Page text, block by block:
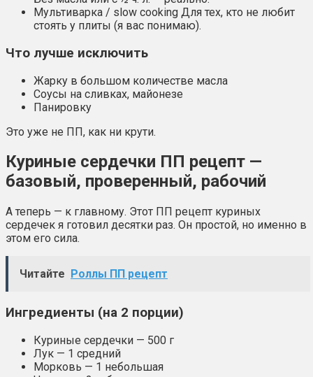
Мультиварка / slow cooking Для тех, кто не любит
стоять у плиты (я вас понимаю).
Что лучше исключить
Жарку в большом количестве масла
Соусы на сливках, майонезе
Панировку
Это уже не ПП, как ни крути.
Куриные сердечки ПП рецепт —
базовый, проверенный, рабочий
А теперь — к главному. Этот ПП рецепт куриных
сердечек я готовил десятки раз. Он простой, но именно в
этом его сила.
Читайте Роллы ПП рецепт
Ингредиенты (на 2 порции)
Куриные сердечки — 500 г
Лук — 1 средний
Морковь — 1 небольшая